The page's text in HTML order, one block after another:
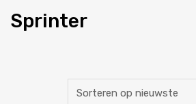
Sprinter